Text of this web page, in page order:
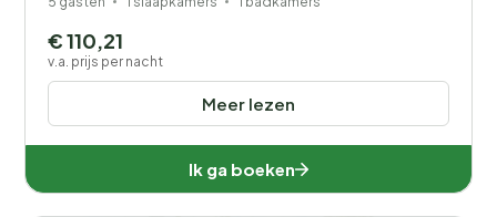
Meer lezen
€ 110,21
v.a. prijs per nacht
Ik ga boeken